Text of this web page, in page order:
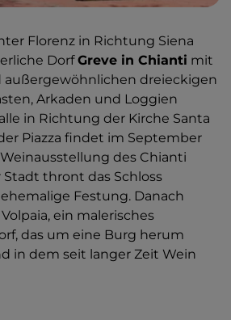
Florenz in Richtung Siena
DorfGreve in Chianti mit
außergewöhnlichen dreieckigen
Arkaden und Loggien
in Richtung der Kirche Santa
Piazza findet im September
des Chianti
thront das Schloss
Festung. Danach
ein malerisches
das um eine Burg herum
in dem seit langer Zeit Wein